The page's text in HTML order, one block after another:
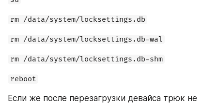
rm /data/system/locksettings.db
rm /data/system/locksettings.db-wal
rm /data/system/locksettings.db-shm
reboot
Если же после перезагрузки девайса трюк не